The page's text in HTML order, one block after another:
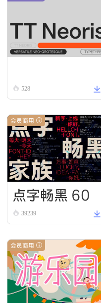
528
会员商用
点字畅黑 60
39239
会员商用